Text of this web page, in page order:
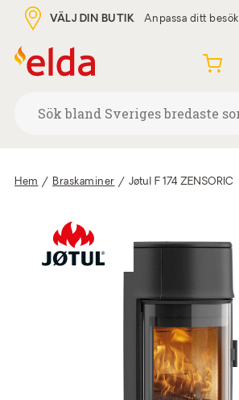
VÄLJ DIN BUTIK Anpassa ditt besök
Hem / Braskaminer / Jøtul F 174 ZENSORIC